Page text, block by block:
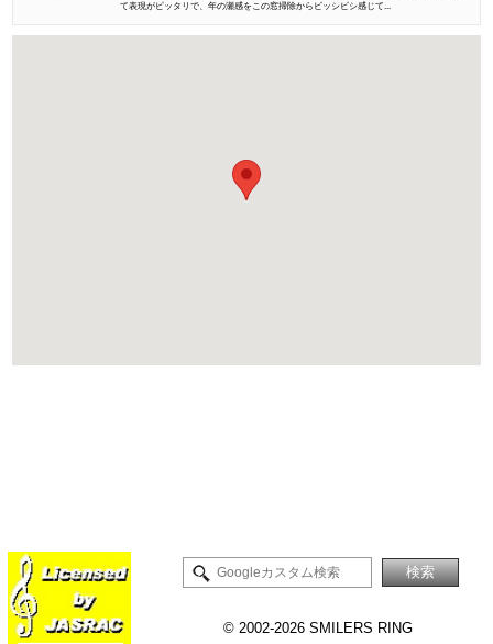
て表現がピッタリで、年の瀬感をこの窓掃除からビッシビシ感じて...
© 2002-2026 SMILERS RING